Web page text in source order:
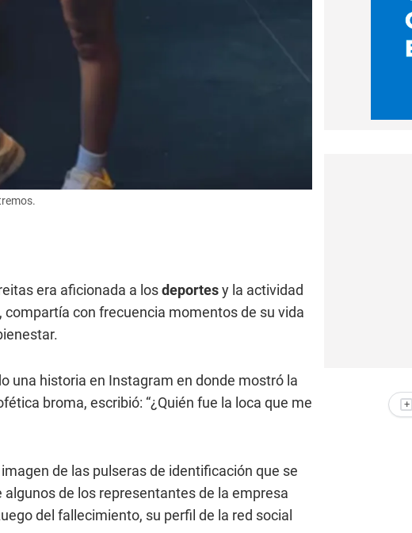
era aficionada a losdeportesy la actividad
con frecuencia momentos de su vida
una historia en Instagram en donde mostró la
broma, escribió: “¿Quién fue la loca que me
de las pulseras de identificación que se
algunos de los representantes de la empresa
del fallecimiento, su perfil de la red social
+